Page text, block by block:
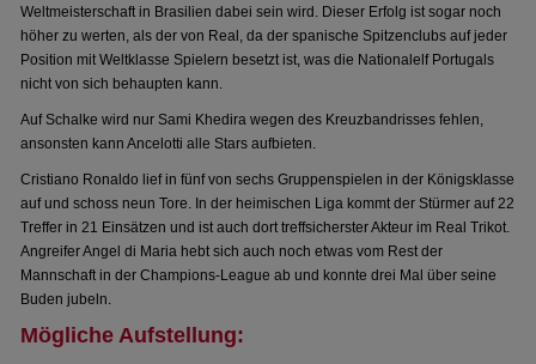
Weltmeisterschaft in Brasilien dabei sein wird. Dieser Erfolg ist sogar noch
höher zu werten, als der von Real, da der spanische Spitzenclubs auf jeder
Position mit Weltklasse Spielern besetzt ist, was die Nationalelf Portugals
nicht von sich behaupten kann.
Auf Schalke wird nur Sami Khedira wegen des Kreuzbandrisses fehlen,
ansonsten kann Ancelotti alle Stars aufbieten.
Cristiano Ronaldo lief in fünf von sechs Gruppenspielen in der Königsklasse
auf und schoss neun Tore. In der heimischen Liga kommt der Stürmer auf 22
Treffer in 21 Einsätzen und ist auch dort treffsicherster Akteur im Real Trikot.
Angreifer Angel di Maria hebt sich auch noch etwas vom Rest der
Mannschaft in der Champions-League ab und konnte drei Mal über seine
Buden jubeln.
Mögliche Aufstellung: